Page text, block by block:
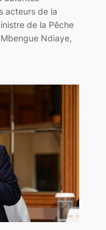
acteurs de la
de la Pêche
Ndiaye,